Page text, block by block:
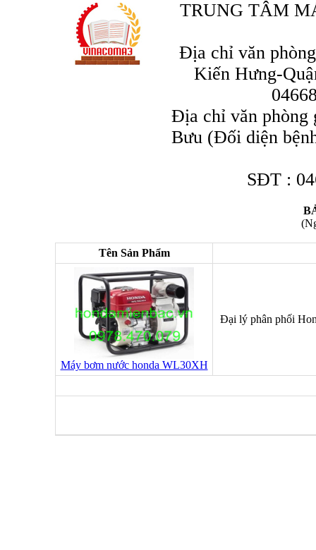
TRUNG TÂM
Địa chỉ văn
Kiến Hưng-
Địa chỉ văn phòng
Bưu (Đối diện
SĐT :
Tên Sản Phẩm
Máy bơm nước honda WL30XH
Đại lý phân phối